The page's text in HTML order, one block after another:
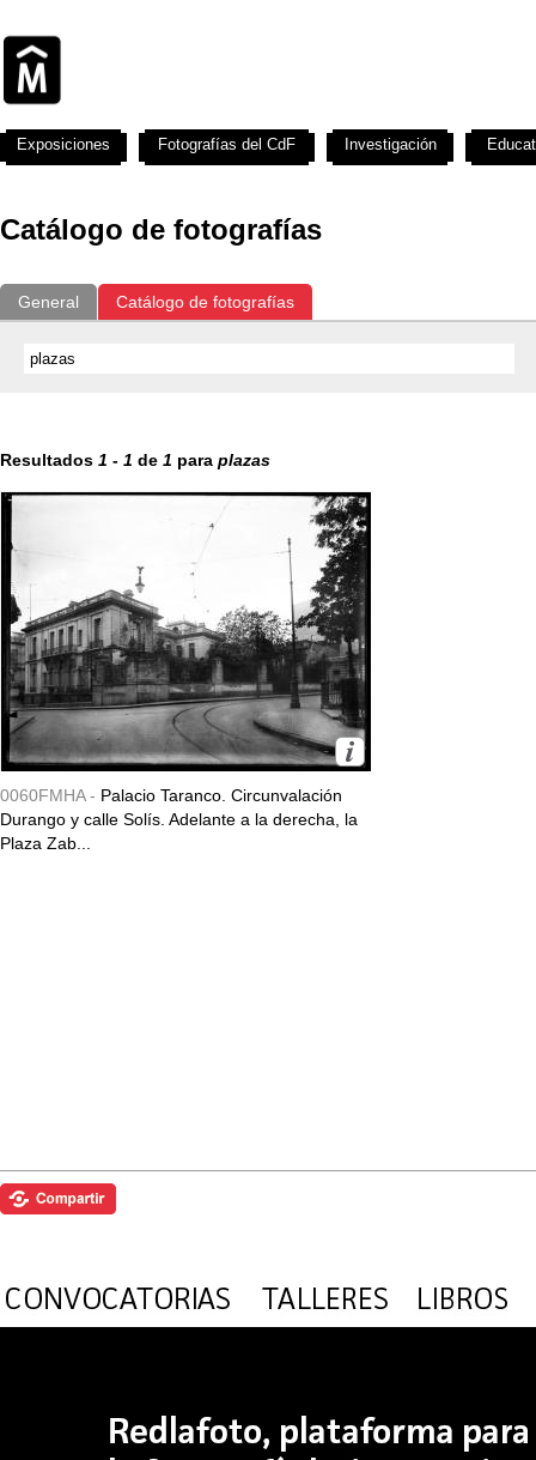
Catálogo de fotografías
General Catálogo de fotografías
Resultados 1 - 1 de 1 para plazas
0060FMHA - Palacio Taranco. Circunvalación
Durango y calle Solís. Adelante a la derecha, la
Plaza Zab...
Exposiciones Fotografías del CdF Investigación